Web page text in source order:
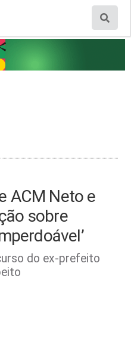
ACM Neto e
sobre
do ex-prefeito